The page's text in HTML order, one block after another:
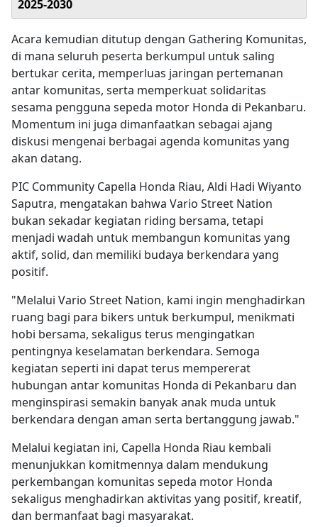
2025-2030
Acara kemudian ditutup dengan Gathering Komunitas,
di mana seluruh peserta berkumpul untuk saling
bertukar cerita, memperluas jaringan pertemanan
antar komunitas, serta memperkuat solidaritas
sesama pengguna sepeda motor Honda di Pekanbaru.
Momentum ini juga dimanfaatkan sebagai ajang
diskusi mengenai berbagai agenda komunitas yang
akan datang.
PIC Community Capella Honda Riau, Aldi Hadi Wiyanto
Saputra, mengatakan bahwa Vario Street Nation
bukan sekadar kegiatan riding bersama, tetapi
menjadi wadah untuk membangun komunitas yang
aktif, solid, dan memiliki budaya berkendara yang
positif.
"Melalui Vario Street Nation, kami ingin menghadirkan
ruang bagi para bikers untuk berkumpul, menikmati
hobi bersama, sekaligus terus mengingatkan
pentingnya keselamatan berkendara. Semoga
kegiatan seperti ini dapat terus mempererat
hubungan antar komunitas Honda di Pekanbaru dan
menginspirasi semakin banyak anak muda untuk
berkendara dengan aman serta bertanggung jawab."
Melalui kegiatan ini, Capella Honda Riau kembali
menunjukkan komitmennya dalam mendukung
perkembangan komunitas sepeda motor Honda
sekaligus menghadirkan aktivitas yang positif, kreatif,
dan bermanfaat bagi masyarakat.